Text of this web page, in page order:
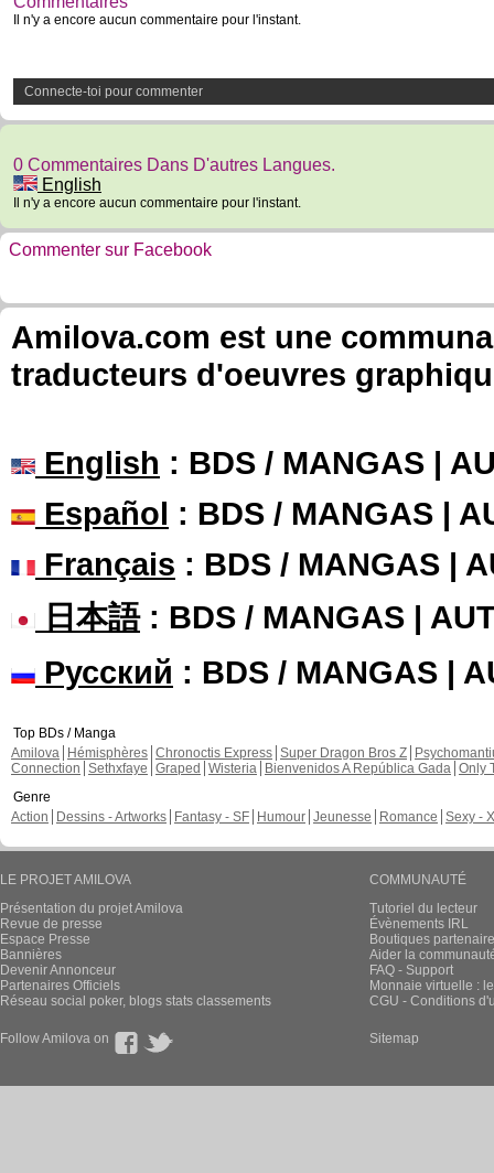
Il n'y a encore aucun commentaire pour l'instant.
Connecte-toi pour commenter
0 Commentaires Dans D'autres Langues.
English
Il n'y a encore aucun commentaire pour l'instant.
Commenter sur Facebook
Amilova.com est une
traducteurs d'oeuvres
English : BDS / MANGAS |
Español : BDS / MANGAS |
Français : BDS / MANGAS |
日本語: BDS / MANGAS |
Русский : BDS / MANGAS |
Top BDs / Manga
Amilova
Hémisphères Chronoctis Express Super Dragon Bros Z
Connection Sethxfaye Graped Wisteria Bienvenidos A República Gada Only
Genre
Action
Dessins - Artworks Fantasy - SF Humour Jeunesse Romance Sexy -
LE PROJET AMILOVA
Présentation du projet Amilova
Revue de presse
Espace Presse
Bannières
Devenir Annonceur
Partenaires Officiels
Réseau social poker, blogs stats classements
COMMUNAUTÉ
Tutoriel du lecteur
Évènements IRL
Boutiques
Aider la
FAQ - Support
Monnaie virtuelle :
CGU - Conditions
Follow Amilova on Sitemap